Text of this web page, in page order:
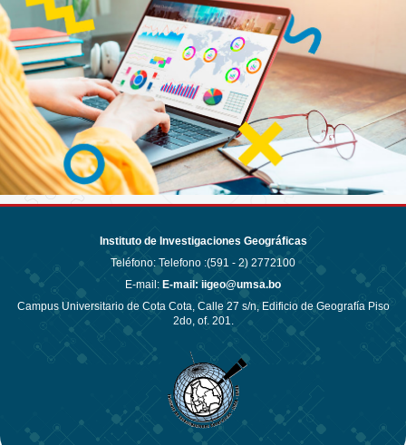
Instituto de Investigaciones Geográficas
Teléfono: Telefono :(591 - 2) 2772100
E-mail: E-mail: iigeo@umsa.bo
Campus Universitario de Cota Cota, Calle 27 s/n, Edificio de Geografía Piso
2do, of. 201.